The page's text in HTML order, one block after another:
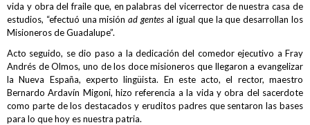
vida y obra del fraile que, en palabras del vicerrector de nuestra casa de
estudios, “efectuó una misiónad gentes al igual que la que desarrollan los
Misioneros de Guadalupe”.
Acto seguido, se dio paso a la dedicación del comedor ejecutivo a Fray
Andrés de Olmos, uno de los doce misioneros que llegaron a evangelizar
la Nueva España, experto lingüista. En este acto, el rector, maestro
Bernardo Ardavín Migoni, hizo referencia a la vida y obra del sacerdote
como parte de los destacados y eruditos padres que sentaron las bases
para lo que hoy es nuestra patria.